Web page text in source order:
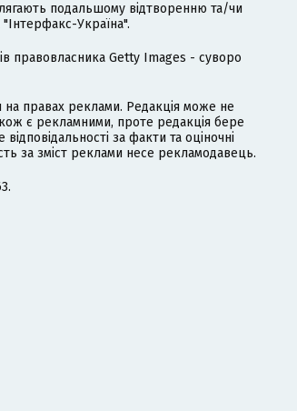
подальшому відтворенню та/чи
Україна".
правовласника Getty Images - суворо
правах реклами. Редакція може не
є рекламними, проте редакція бере
за факти та оціночні
за зміст реклами несе рекламодавець.